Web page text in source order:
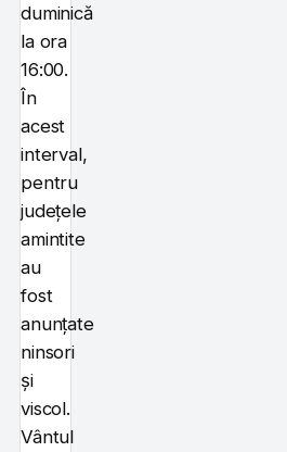
duminică
la ora
16:00.
În
acest
interval,
pentru
județele
amintite
au
fost
anunțate
ninsori
și
viscol.
Vântul